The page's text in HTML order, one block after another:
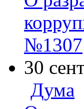
№1307
30
Дума